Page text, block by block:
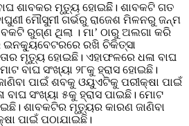
ଶାବକର ମୃତ୍ୟୁ ହୋଇଛିି। ଶାବକଟି ଗତ
ମୌସୁମୀ ଗର୍ଭରୁ ରାଜେଶ ମିଳନରୁ ଜନ୍ମ
ରୁଗ୍‌ଣ ଥିଲା । ମା’ ଠାରୁ ଅଲଗା କରି
ଇନକ୍ୟୁବେଟରରେ ରଖି ଚିକିତ୍ସା
ମୃତ୍ୟୁ ହୋଇଛି। ଏହାଫଳରେ ଧଳା ବାଘ
ବାଘ ସଂଖ୍ୟା ୨୮କୁ ହ୍ରାସ ହୋଇଛି।
ପାଇଁ ଶବକୁ ଓୟୁଏଟିକୁ ପରୀକ୍ଷା ପାଇଁ
ବାଘ ସଂଖ୍ୟା ୫କୁ ହ୍ରାସ ପାଇଛି। ମୋଟ
ଶାବକଟିର ମୃତ୍ୟୁର କାରଣ ଜାଣିବା
ପାଇଁ ପଠାଯାଇଛି।